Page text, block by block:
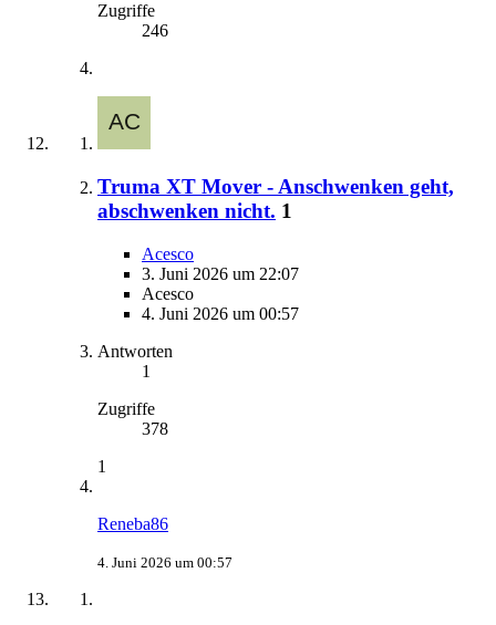
Zugriffe
246
Truma XT Mover - Anschwenken geht,
abschwenken nicht. 1
Acesco
3. Juni 2026 um 22:07
Acesco
4. Juni 2026 um 00:57
Antworten
1
Zugriffe
378
1
Reneba86
4. Juni 2026 um 00:57